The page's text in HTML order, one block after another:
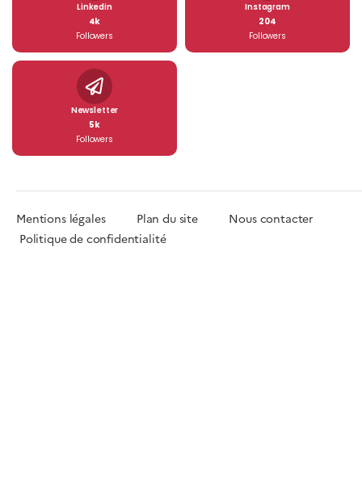
Linkedin
4k
Followers
Instagram
204
Followers
Newsletter
5k
Followers
Mentions légales Plan du site Nous contacter
Politique de confidentialité